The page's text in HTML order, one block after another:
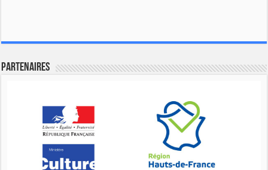
Partenaires